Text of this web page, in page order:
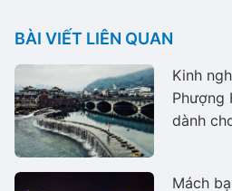
BÀI VIẾT LIÊN QUAN
Kinh
Phượng
dành
Mách